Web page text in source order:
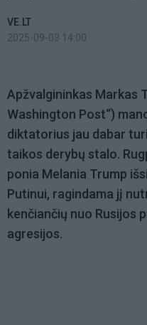
VE.LT
2025-09-03 14:00
Apžvalgininkas Markas
Washington Post“)
diktatorius jau dabar
taikos derybų stalo.
ponia Melania Trump
Putinui, ragindama jį
kenčiančių nuo Rusijos
agresijos.